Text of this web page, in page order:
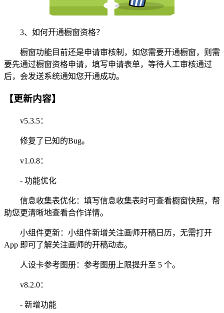
3、如何开通橱窗资格？
橱窗功能目前还是申请审核制，如您需要开通橱窗，则需
要先通过橱窗资格申请，填写申请表单，等待人工审核通过
后，会发送系统通知您开通成功。
【更新内容】
v5.3.5：
修复了已知的Bug。
v1.0.8：
- 功能优化
信息收集表优化：填写信息收集表时可查看橱窗快照，帮
助您更清晰地查看合作详情。
小组件更新：小组件新增关注画师开稿日历，无需打开
App 即可了解关注画师的开稿动态。
人设卡参考图册：参考图册上限提升至 5 个。
v8.2.0：
- 新增功能